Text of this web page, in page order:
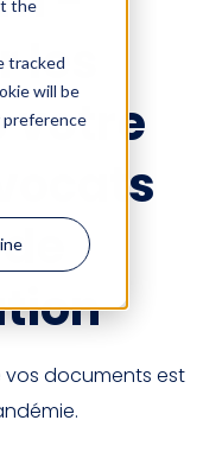
the
tracked
will be
preference
votre
documents est